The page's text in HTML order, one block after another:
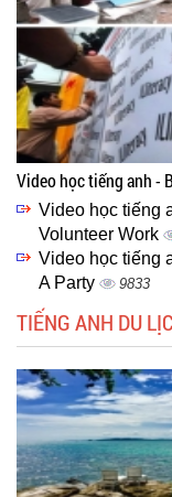
Video học tiếng anh -
Video học tiếng
Volunteer Work
Video học tiếng
A Party
9833
TIẾNG ANH DU